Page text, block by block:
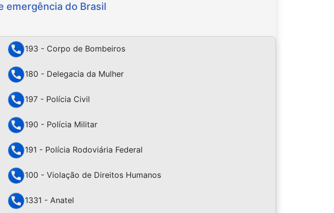
emergência do Brasil
193 - Corpo de Bombeiros
180 - Delegacia da Mulher
197 - Polícia Civil
190 - Polícia Militar
191 - Polícia Rodoviária Federal
100 - Violação de Direitos Humanos
1331 - Anatel